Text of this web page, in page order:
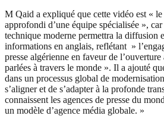
M Qaid a expliqué que cette vidéo est «
approfondi d’une équipe spécialisée »,
technique moderne permettra la diffusion
informations en anglais, reflétant »
presse algérienne en faveur de
parlées à travers le monde ». Il a ajouté
dans un processus global de
s’aligner et de s’adapter à la profonde
connaissent les agences de presse du
un modèle d’agence média globale. »